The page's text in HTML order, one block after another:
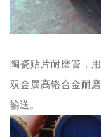
陶瓷贴片耐磨管，
双金属高铬合金耐
输送。